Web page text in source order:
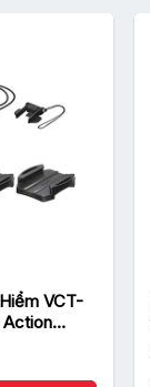
VCT-
Action